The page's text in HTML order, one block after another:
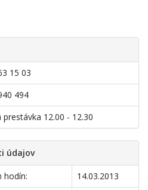
15 03
494
prestávka 12.00 - 12.30
údajov
hodín:
14.03.2013